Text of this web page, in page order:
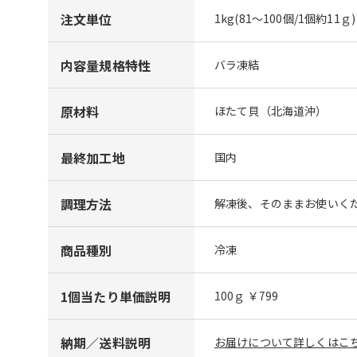
注文単位 1kg(81～100個/1個約11ｇ)
内容量規格特性 バラ凍結
原材料 ほたて貝（北海道沖）
最終加工地 国内
調理方法 解凍後、そのままお使いく
商品種別 冷凍
1個当たり単価説明 100ｇ ￥799
納期／送料説明 お届けについて詳しくはこ